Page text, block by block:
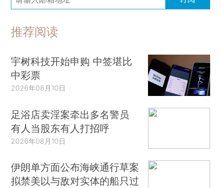
推荐阅读
宇树科技开始申购 中签堪比
中彩票
2026年08月10日
足浴店卖淫案牵出多名警员
有人当股东有人打招呼
2026年08月10日
伊朗单方面公布海峡通行草案
拟禁美以与敌对实体的船只过